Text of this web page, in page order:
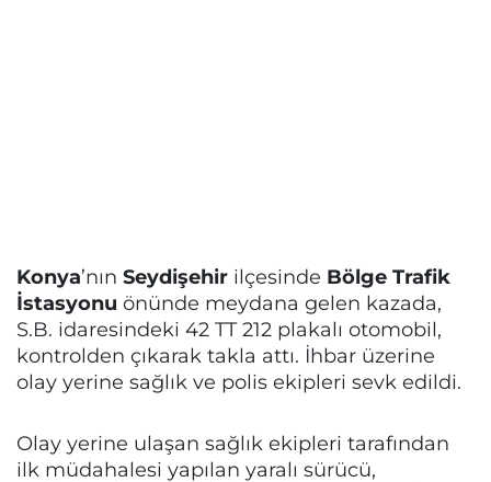
Konya’nın Seydişehir ilçesinde Bölge Trafik
İstasyonu önünde meydana gelen kazada,
S.B. idaresindeki 42 TT 212 plakalı otomobil,
kontrolden çıkarak takla attı. İhbar üzerine
olay yerine sağlık ve polis ekipleri sevk edildi.
Olay yerine ulaşan sağlık ekipleri tarafından
ilk müdahalesi yapılan yaralı sürücü,